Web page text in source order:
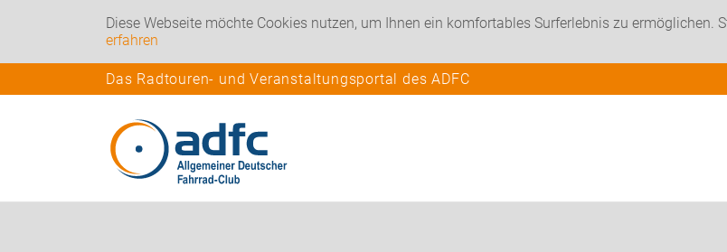
Diese Webseite möchte Cookies nutzen, um Ihnen ein komfortables Surferlebnis zu ermöglichen.
erfahren
Das Radtouren- und Veranstaltungsportal des ADFC